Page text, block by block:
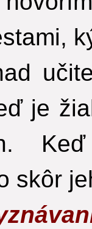
je
skôr